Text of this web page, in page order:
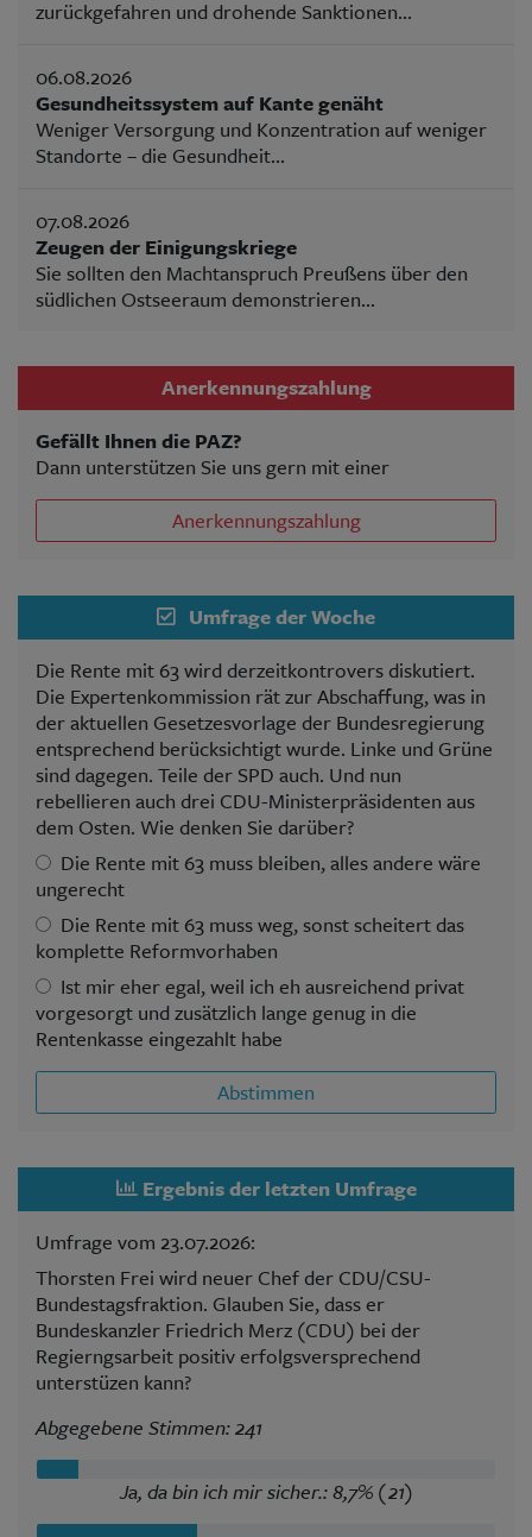
zurückgefahren und drohende Sanktionen...
06.08.2026
Gesundheitssystem auf Kante genäht
Weniger Versorgung und Konzentration auf weniger
Standorte – die Gesundheit...
07.08.2026
Zeugen der Einigungskriege
Sie sollten den Machtanspruch Preußens über den
südlichen Ostseeraum demonstrieren...
Anerkennungszahlung
Gefällt Ihnen die PAZ?
Dann unterstützen Sie uns gern mit einer
Anerkennungszahlung
Umfrage der Woche
Die Rente mit 63 wird derzeitkontrovers diskutiert.
Die Expertenkommission rät zur Abschaffung, was in
der aktuellen Gesetzesvorlage der Bundesregierung
entsprechend berücksichtigt wurde. Linke und Grüne
sind dagegen. Teile der SPD auch. Und nun
rebellieren auch drei CDU-Ministerpräsidenten aus
dem Osten. Wie denken Sie darüber?
Die Rente mit 63 muss bleiben, alles andere wäre
ungerecht
Die Rente mit 63 muss weg, sonst scheitert das
komplette Reformvorhaben
Ist mir eher egal, weil ich eh ausreichend privat
vorgesorgt und zusätzlich lange genug in die
Rentenkasse eingezahlt habe
Abstimmen
Ergebnis der letzten Umfrage
Umfrage vom 23.07.2026:
Thorsten Frei wird neuer Chef der CDU/CSU-
Bundestagsfraktion. Glauben Sie, dass er
Bundeskanzler Friedrich Merz (CDU) bei der
Regierngsarbeit positiv erfolgsversprechend
unterstüzen kann?
Abgegebene Stimmen: 241
Ja, da bin ich mir sicher.: 8,7% (21)